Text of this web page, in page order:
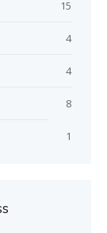
15
4
4
8
1